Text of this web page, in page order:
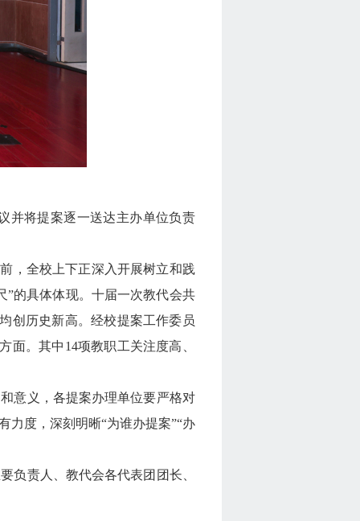
并将提案逐一送达主办单位负责
，全校上下正深入开展树立和践
”的具体体现。十届一次教代会共
创历史新高。经校提案工作委员
面。其中14项教职工关注度高、
意义，各提案办理单位要严格对
力度，深刻明晰“为谁办提案”“办
负责人、教代会各代表团团长、